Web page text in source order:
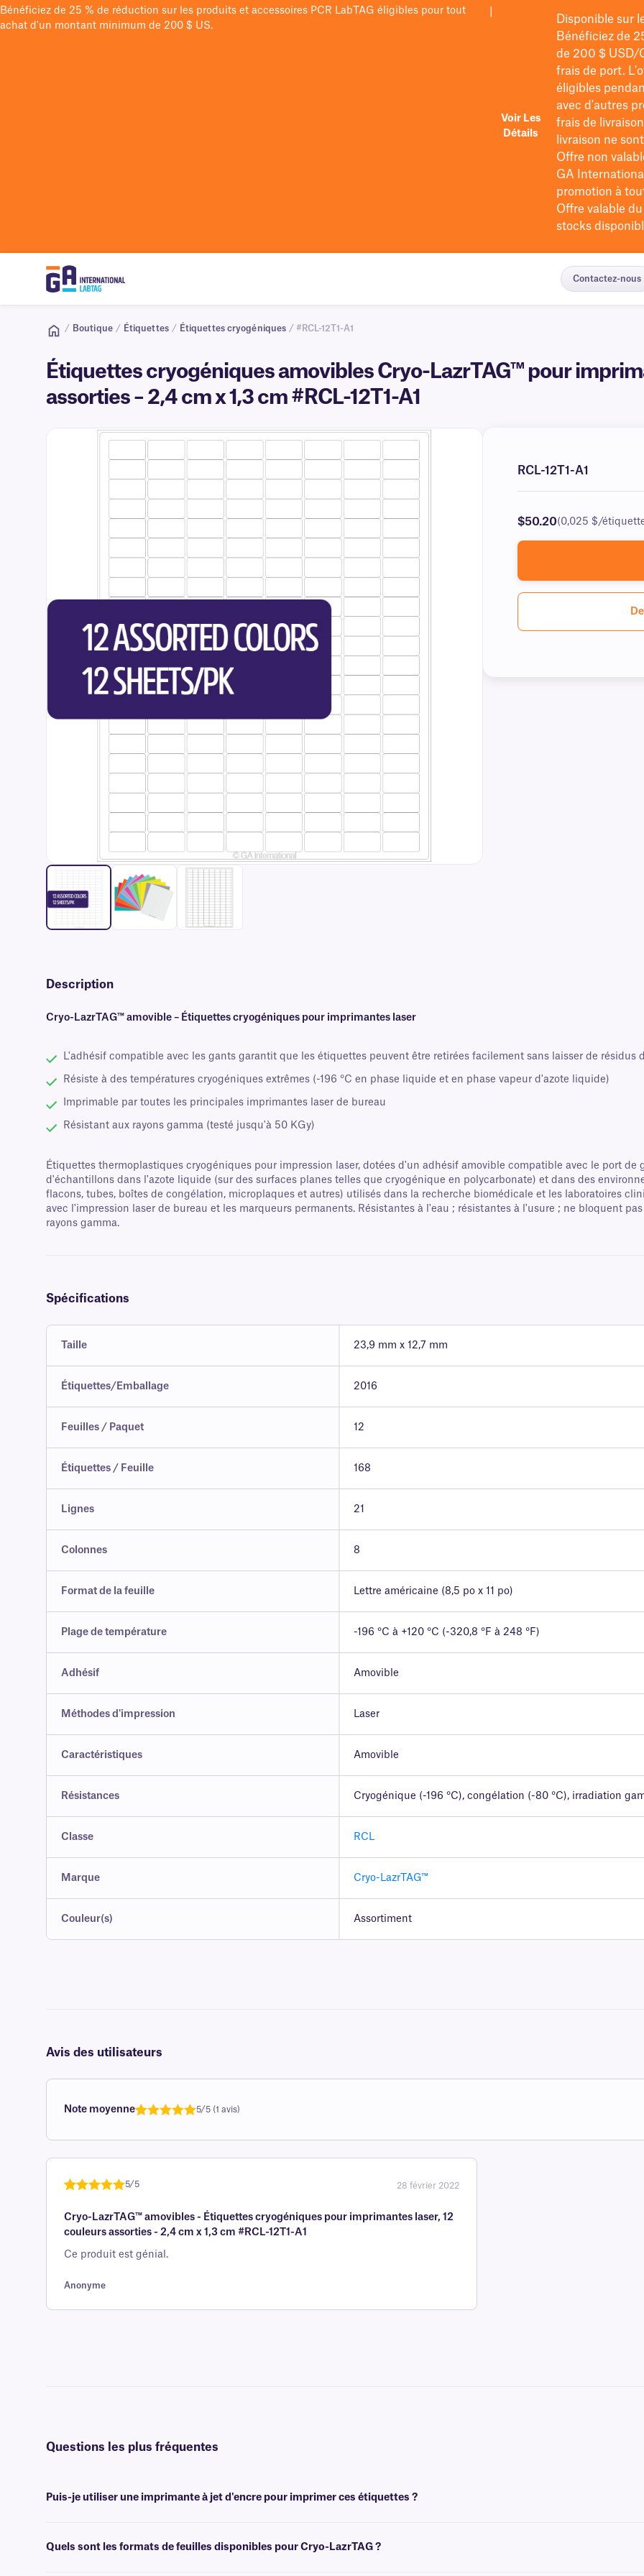
Bénéficiez de 25 % de réduction sur les produits et accessoires PCR LabTAG éligibles pour tout
achat d'un montant minimum de 200 $ US.
Voir Les
Détails
Disponible sur
Bénéficiez de
de 200 $USD/
frais de port.
éligibles
avec d'autres
frais de
livraison ne
Offre non
GA
promotion à
Offre valable
stocks
Contactez-nous
/ Boutique / Étiquettes / Étiquettes cryogéniques / #RCL-12T1-A1
Étiquettes cryogéniques amovibles Cryo-LazrTAG™ pour
assorties – 2,4 cm x 1,3 cm #RCL-12T1-A1
RCL-12T1-A1
$50.20(0,025 $/
Description
Cryo-LazrTAG™ amovible – Étiquettes cryogéniques pour imprimantes laser
L'adhésif compatible avec les gants garantit que les étiquettes peuvent être retirées facilement sans laisser de résidus
Résiste à des températures cryogéniques extrêmes (-196 °C en phase liquide et en phase vapeur d'azote liquide)
Imprimable par toutes les principales imprimantes laser de bureau
Résistant aux rayons gamma (testé jusqu'à 50 KGy)
Étiquettes thermoplastiques cryogéniques pour impression laser, dotées d'un adhésif amovible compatible avec le port de
d'échantillons dans l'azote liquide (sur des surfaces planes telles que cryogénique en polycarbonate) et dans des
flacons, tubes, boîtes de congélation, microplaques et autres) utilisés dans la recherche biomédicale et les laboratoires
avec l'impression laser de bureau et les marqueurs permanents. Résistantes à l'eau ; résistantes à l'usure ; ne bloquent
rayons gamma.
Spécifications
Taille 23,9 mm x 12,7 mm
Étiquettes/Emballage 2016
Feuilles / Paquet 12
Étiquettes / Feuille 168
Lignes 21
Colonnes 8
Format de la feuille Lettre américaine (8,5 po x 11 po)
Plage de température -196 °C à +120 °C (-320,8 °F à 248 °F)
Adhésif Amovible
Méthodes d'impression Laser
Caractéristiques Amovible
Résistances Cryogénique (-196 °C), congélation (-80 °C), irradiation
Classe RCL
Marque Cryo-LazrTAG™
Couleur(s) Assortiment
Avis des utilisateurs
Note moyenne
sur 5
basée sur
avis client
5/5 (1 avis)
5 sur la
base d'
évaluation
5/5 28 février 2022
Cryo-LazrTAG™ amovibles - Étiquettes cryogéniques pour imprimantes laser, 12
couleurs assorties - 2,4 cm x 1,3 cm #RCL-12T1-A1
Ce produit est génial.
Anonyme
Questions les plus fréquentes
Puis-je utiliser une imprimante à jet d'encre pour imprimer ces étiquettes ?
Quels sont les formats de feuilles disponibles pour Cryo-LazrTAG ?